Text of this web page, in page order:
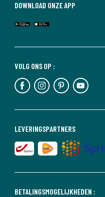
BETALINGSMOGELIJKHEDEN :
LEVERINGSPARTNERS
VOLG ONS OP :
DOWNLOAD ONZE APP